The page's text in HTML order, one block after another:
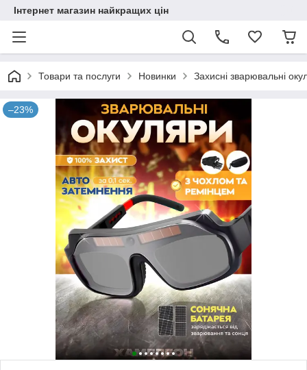
Інтернет магазин найкращих цін
Товари та послуги Новинки Захисні зварювальні
–23%